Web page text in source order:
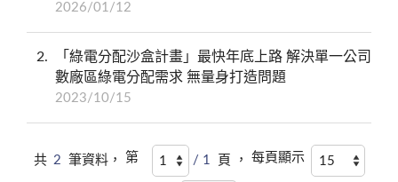
2026/01/12
2
「綠電分配沙盒計畫」最快年底上路 解決單一公司
數廠區綠電分配需求 無量身打造問題
2023/10/15
共 2 筆資料， 第 / 1 頁 ， 每頁顯示